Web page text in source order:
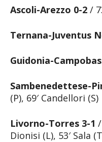
Ascoli-Arezzo 0-2 /
Ternana-Juventus
Guidonia-
Sambenedettese-
(P), 69′ Candellori (S)
Livorno-Torres 3-1
Dionisi (L), 53′ Sala